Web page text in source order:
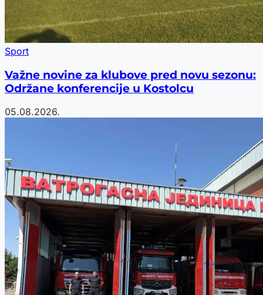
Sport
Važne novine za klubove pred novu sezonu:
Održane konferencije u Kostolcu
05.08.2026.